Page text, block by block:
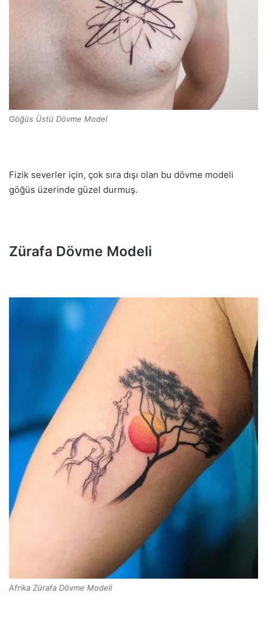
Göğüs Üstü Dövme Model
Fizik severler için, çok sıra dışı olan bu dövme modeli
göğüs üzerinde güzel durmuş.
Zürafa Dövme Modeli
Afrika Zürafa Dövme Modeli